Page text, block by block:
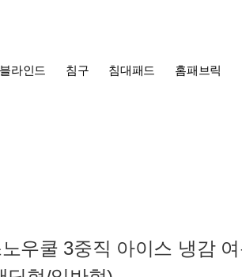
라인드 침구 침대패드 홈패브릭
우쿨 3중직 아이스 냉감